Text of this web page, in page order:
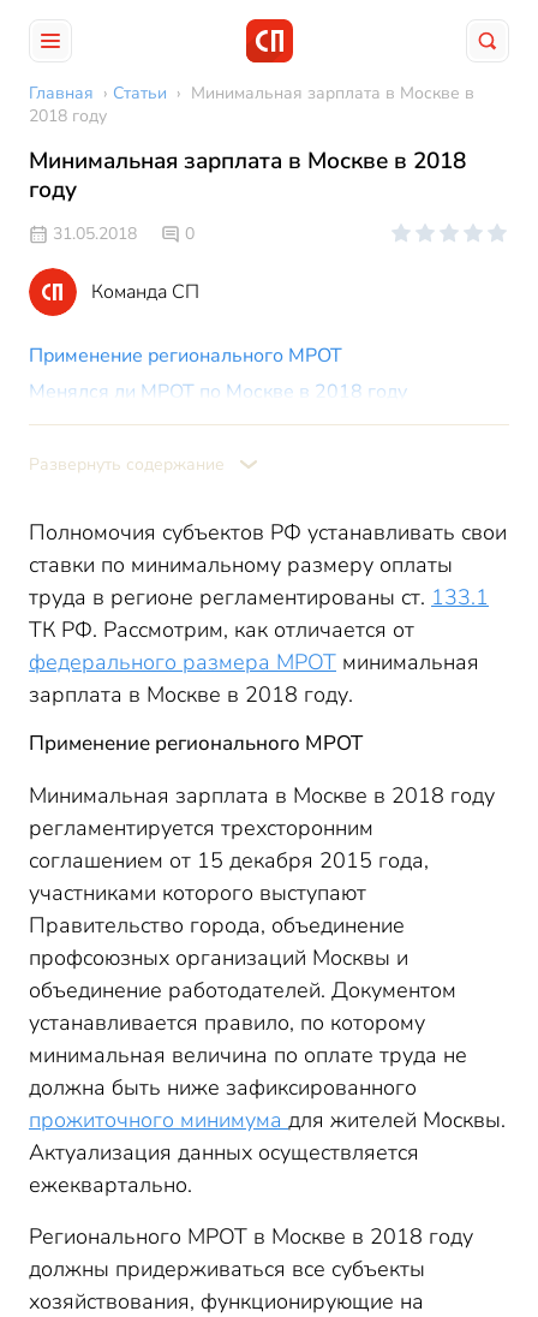
Главная › Статьи › Минимальная зарплата в Москве в
2018 году
Минимальная зарплата в Москве в 2018
году
31.05.2018 0
Команда СП
Применение регионального МРОТ
Менялся ли МРОТ по Москве в 2018 году
МРОТ в Московской области в 2018 году
Развернуть содержание
Полномочия субъектов РФ устанавливать свои
ставки по минимальному размеру оплаты
труда в регионе регламентированы ст. 133.1
ТК РФ. Рассмотрим, как отличается от
федерального размера МРОТ минимальная
зарплата в Москве в 2018 году.
Применение регионального МРОТ
Минимальная зарплата в Москве в 2018 году
регламентируется трехсторонним
соглашением от 15 декабря 2015 года,
участниками которого выступают
Правительство города, объединение
профсоюзных организаций Москвы и
объединение работодателей. Документом
устанавливается правило, по которому
минимальная величина по оплате труда не
должна быть ниже зафиксированного
прожиточного минимума для жителей Москвы.
Актуализация данных осуществляется
ежеквартально.
Регионального МРОТ в Москве в 2018 году
должны придерживаться все субъекты
хозяйствования, функционирующие на